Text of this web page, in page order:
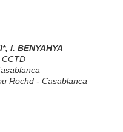
I. BENYAHYA
CCTD
Rochd - Casablanca